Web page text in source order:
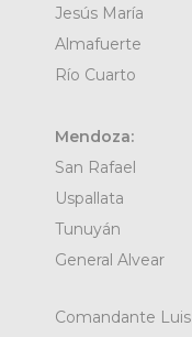
Jesús María
Almafuerte
Río Cuarto
Mendoza:
San Rafael
Uspallata
Tunuyán
General Alvear
Comandante Luis